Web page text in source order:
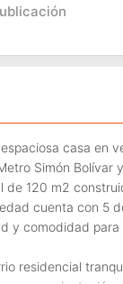
casa en
Simón Bolívar
de 120 m2
cuenta con 5
y comodidad para
residencial